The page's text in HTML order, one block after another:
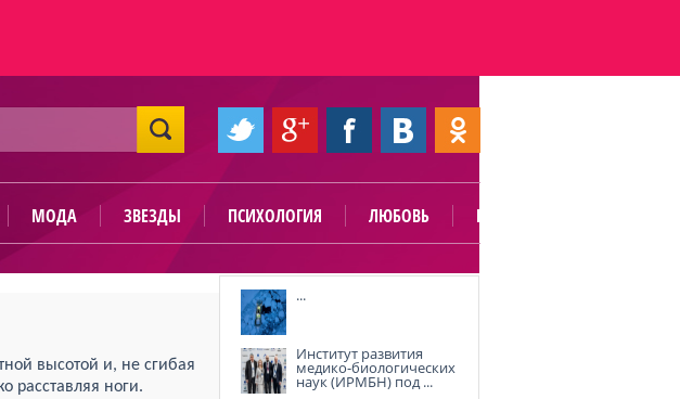
МОДА ЗВЕЗДЫ ПСИХОЛОГИЯ ЛЮБОВЬ ПОЛЕЗНО
высотой и, не сгибая
расставляя ноги.
...
Институт развития
медико-биологических
наук (ИРМБН) под ...